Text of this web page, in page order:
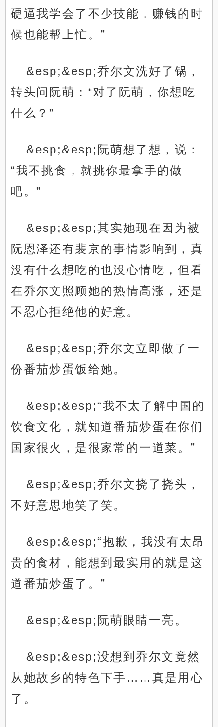
硬逼我学会了不少技能，赚钱的时
候也能帮上忙。”
&esp;&esp;乔尔文洗好了锅，
转头问阮萌：“对了阮萌，你想吃
什么？”
&esp;&esp;阮萌想了想，说：
“我不挑食，就挑你最拿手的做
吧。”
&esp;&esp;其实她现在因为被
阮恩泽还有裴京的事情影响到，真
没有什么想吃的也没心情吃，但看
在乔尔文照顾她的热情高涨，还是
不忍心拒绝他的好意。
&esp;&esp;乔尔文立即做了一
份番茄炒蛋饭给她。
&esp;&esp;“我不太了解中国的
饮食文化，就知道番茄炒蛋在你们
国家很火，是很家常的一道菜。”
&esp;&esp;乔尔文挠了挠头，
不好意思地笑了笑。
&esp;&esp;“抱歉，我没有太昂
贵的食材，能想到最实用的就是这
道番茄炒蛋了。”
&esp;&esp;阮萌眼睛一亮。
&esp;&esp;没想到乔尔文竟然
从她故乡的特色下手……真是用心
了。